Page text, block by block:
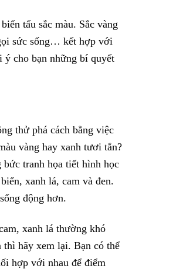
tấu sắc màu. Sắc vàng
sức sống… kết hợp với
ý cho bạn những bí quyết
thử phá cách bằng việc
vàng hay xanh tươi tắn?
tranh họa tiết hình học
xanh lá, cam và đen.
động hơn.
xanh lá thường khó
thì hãy xem lại. Bạn có thể
hợp với nhau để điểm